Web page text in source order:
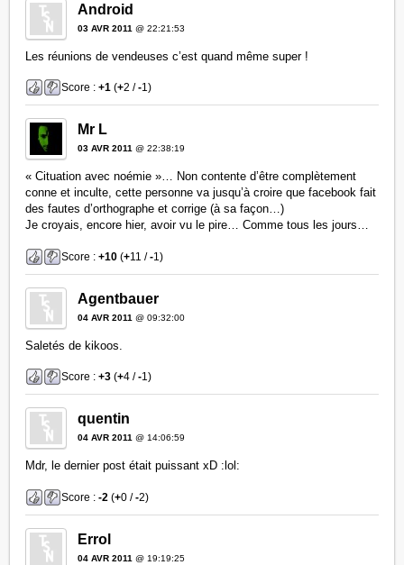
Android
03 AVR 2011 @ 22:21:53
Les réunions de vendeuses c’est quand même super !
Score :+1 (+2 /-1)
Mr L
03 AVR 2011 @ 22:38:19
« Cituation avec noémie »… Non contente d’être complètement
conne et inculte, cette personne va jusqu’à croire que facebook fait
des fautes d’orthographe et corrige (à sa façon…)
Je croyais, encore hier, avoir vu le pire… Comme tous les jours…
Score :+10 (+11 /-1)
Agentbauer
04 AVR 2011 @ 09:32:00
Saletés de kikoos.
Score :+3 (+4 /-1)
quentin
04 AVR 2011 @ 14:06:59
Mdr, le dernier post était puissant xD :lol:
Score :-2 (+0 /-2)
Errol
04 AVR 2011 @ 19:19:25